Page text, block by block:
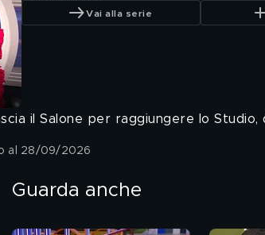
Vai alla serie
il Salone per raggiungere lo
al 28/09/2026
Guarda anche